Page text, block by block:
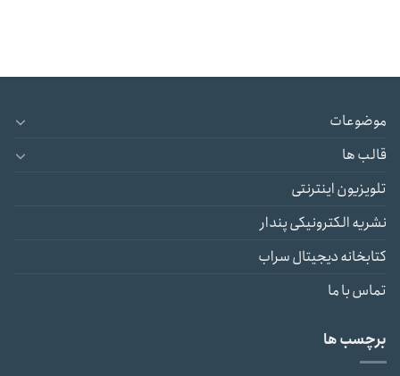
موضوعات
قالب ها
تلویزیون اینترنتی
نشریه الکترونیکی پندار
کتابخانه دیجیتال سراب
تماس با ما
برچسب ها